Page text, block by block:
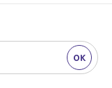
OK